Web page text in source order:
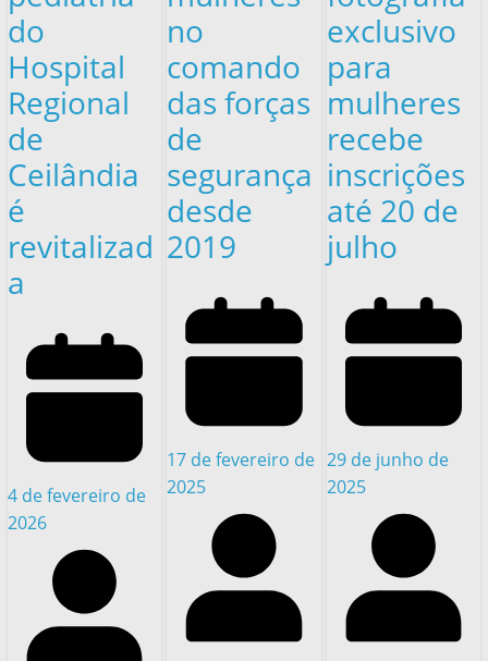
do
Hospital
Regional
de
Ceilândia
é
revitalizad
a
4 de fevereiro de
2026
no
comando
das forças
de
segurança
desde
2019
17 de fevereiro de
2025
exclusivo
para
mulheres
recebe
inscrições
até 20 de
julho
29 de junho de
2025